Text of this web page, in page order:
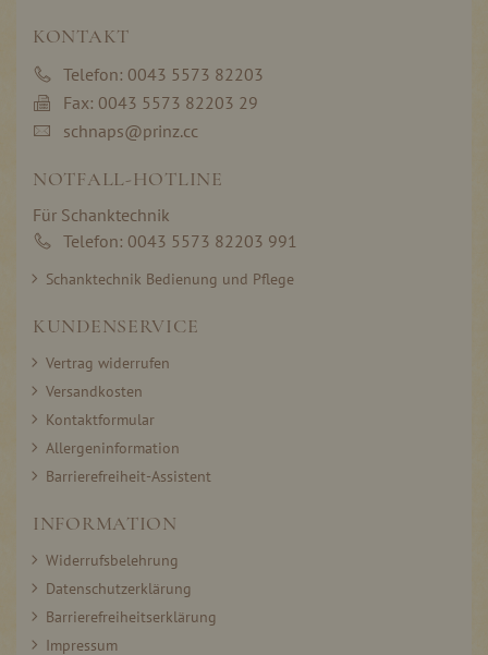
KONTAKT
Telefon: 0043 5573 82203
Fax: 0043 5573 82203 29
schnaps@prinz.cc
NOTFALL-HOTLINE
Für Schanktechnik
Telefon: 0043 5573 82203 991
Schanktechnik Bedienung und Pflege
KUNDENSERVICE
Vertrag widerrufen
Versandkosten
Kontaktformular
Allergeninformation
Barrierefreiheit-Assistent
INFORMATION
Widerrufsbelehrung
Datenschutzerklärung
Barrierefreiheitserklärung
Impressum